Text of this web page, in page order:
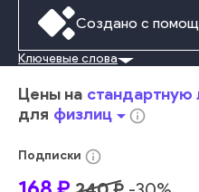
Создано с
Взрослый Успех В
Взаимодействие
Встреча
Предприниматель
Обсуждение
европеец
Ключевые слова
Цены на стандартную
для физлицarrow_drop_downinfo_outline
Подписки info_outline